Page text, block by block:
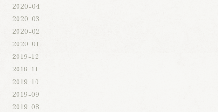
2020-04
2020-03
2020-02
2020-01
2019-12
2019-11
2019-10
2019-09
2019-08